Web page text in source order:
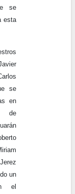
se
esta
se
en
de
un
el